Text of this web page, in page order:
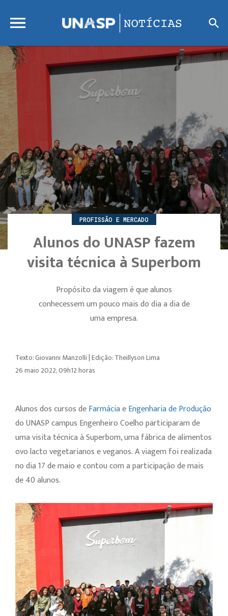
PROFISSÃO E MERCADO
Alunos do UNASP fazem
visita técnica à Superbom
Propósito da viagem é que alunos
conhecessem um pouco mais do dia a dia de
uma empresa.
Texto: Giovanni Manzolli | Edição: Theillyson Lima
26 maio 2022, 09h12 horas
Alunos dos cursos deFarmáciaeEngenharia de Produção
do UNASP campus Engenheiro Coelho participaram de
uma visita técnica à Superbom, uma fábrica de alimentos
ovo lacto vegetarianos e veganos. A viagem foi realizada
no dia 17 de maio e contou com a participação de mais
de 40 alunos.